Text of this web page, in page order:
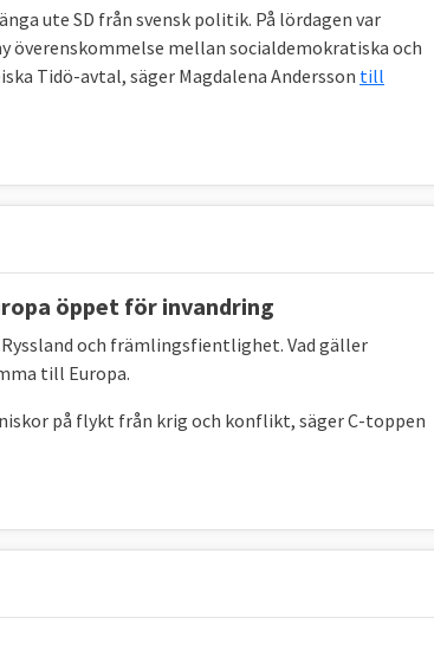
ute SD från svensk politik. På lördagen var
överenskommelse mellan socialdemokratiska och
Tidö-avtal, säger Magdalena Andersson till
öppet för invandring
och främlingsfientlighet. Vad gäller
till Europa.
på flykt från krig och konflikt, säger C-toppen